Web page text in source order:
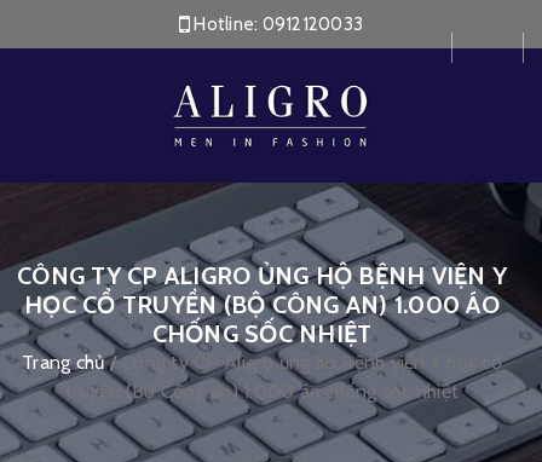
Hotline: 0912120033
CÔNG TY CP ALIGRO ỦNG HỘ BỆNH VIỆN Y
HỌC CỔ TRUYỀN (BỘ CÔNG AN) 1.000 ÁO
CHỐNG SỐC NHIỆT
Trang chủ /Công ty CP Aligro ủng hộ Bệnh viện Y học cổ
truyền (Bộ Công an) 1.000 áo chống sốc nhiệt